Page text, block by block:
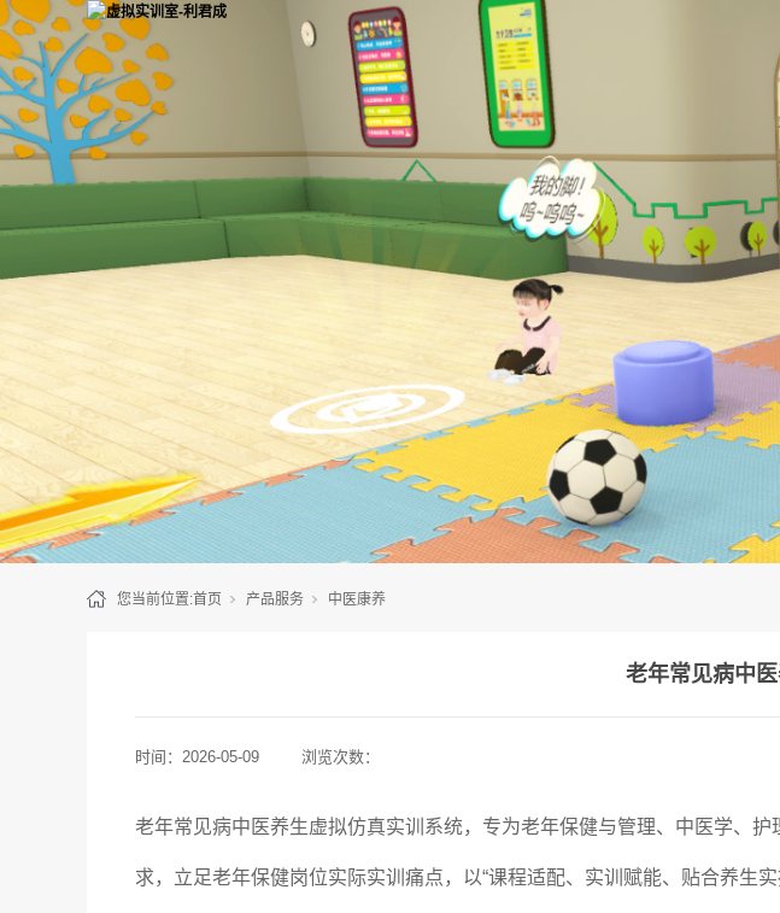
您当前位置:首页 产品服务 中医康养
老年常见病中
时间： 2026-05-09 浏览次数：
老年常见病中医养生虚拟仿真实训系统，专为老年保健与管理、中医学、
求，立足老年保健岗位实际实训痛点，以“课程适配、实训赋能、贴合养生